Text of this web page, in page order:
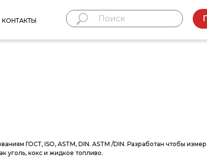
КОНТАКТЫ
ГОСТ, ISO, ASTM, DIN. ASTM /DIN. Разработан чтобы
уголь, кокс и жидкое топливо.